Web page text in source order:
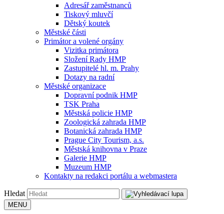
Adresář zaměstnanců
Tiskový mluvčí
Dětský koutek
Městské části
Primátor a volené orgány
Vizitka primátora
Složení Rady HMP
Zastupitelé hl. m. Prahy
Dotazy na radní
Městské organizace
Dopravní podnik HMP
TSK Praha
Městská policie HMP
Zoologická zahrada HMP
Botanická zahrada HMP
Prague City Tourism, a.s.
Městská knihovna v Praze
Galerie HMP
Muzeum HMP
Kontakty na redakci portálu a webmastera
Hledat
MENU